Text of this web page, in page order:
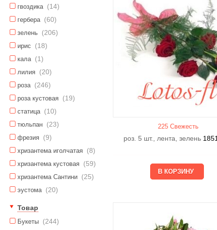
гвоздика (14)
гербера (60)
зелень (206)
ирис (18)
кала (1)
лилия (20)
роза (246)
роза кустовая (19)
статица (10)
тюльпан (23)
фрезия (9)
хризантема иголчатая (8)
хризантема кустовая (59)
хризантема Сантини (25)
эустома (20)
Товар
Букеты (244)
225 Свежесть
роз. 5 шт., лента, зелень